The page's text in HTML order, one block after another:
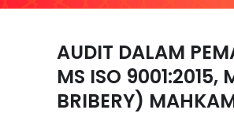
AUDIT DALAM
MS ISO 9001:2015,
BRIBERY)